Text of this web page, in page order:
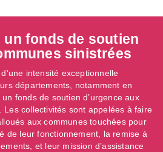
un fonds de soutien
sinistrées
intensité exceptionnelle
départements, notamment en
fonds de soutien d’urgence aux
Les collectivités sont appelées à faire
aux communes touchées pour
de leur fonctionnement, la remise à
et leur mission d’assistance